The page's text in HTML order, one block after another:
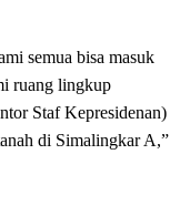
semua bisa masuk
ruang lingkup
Staf Kepresidenan)
di Simalingkar A,”